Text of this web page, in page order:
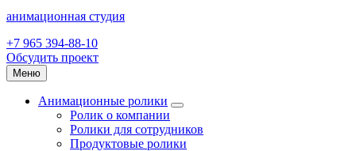
анимационная студия
+7 965 394-88-10
Обсудить проект
Меню
Анимационные ролики
Ролик о компании
Ролики для сотрудников
Продуктовые ролики